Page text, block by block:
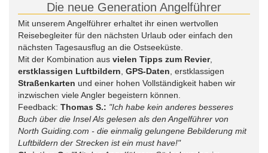
Die neue Generation Angelführer
Mit unserem Angelführer erhaltet ihr einen wertvollen
Reisebegleiter für den nächsten Urlaub oder einfach den
nächsten Tagesausflug an die Ostseeküste.
Mit der Kombination aus vielen Tipps zum Revier,
erstklassigen Luftbildern GPS-Daten , erstklassigen
Straßenkarten und einer hohen Vollständigkeit haben wir
inzwischen viele Angler begeistern können.
Feedback: Thomas S.: "Ich habe kein anderes besseres
Buch über die Insel Als gelesen als den Angelführer von
North Guiding.com - die einmalig gelungene Bebilderung mit
Luftbildern der Strecken ist ein must have!"